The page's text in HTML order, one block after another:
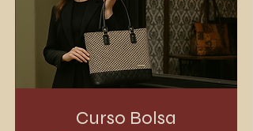
Curso Bolsa